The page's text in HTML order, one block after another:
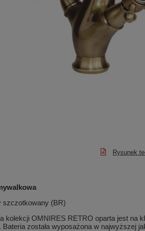
Rysunek
szczotkowany (BR)
kolekcji OMNIRES RETRO oparta jest na
Bateria została wyposażona w najwyższej